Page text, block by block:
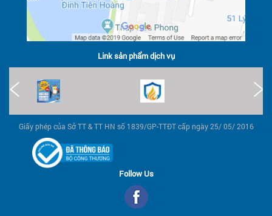
Link sản phẩm dịch vụ
Giấy phép của Sở TT & TT HN số 1839/GP-TTĐT cấp ngày 25/ 05/ 2016
Follow Us